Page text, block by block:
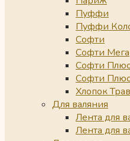
Пуффи
Пуффи
Софти
Софти Мега
Софти Плюс
Софти
Хлопок
Для валяния
Лента для
Лента для